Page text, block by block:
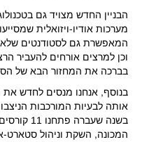
הבניין החדש מצויד גם
המאפשרת גם לסטודנטים שלא
וכן למרצים אורחים להעביר
בברכה את המחזור הבא של
בנוסף, אנחנו מנסים לחדש את
אותה לבעיות המורכבות
בשנה
המכונה, השקת וניהול סטארט-